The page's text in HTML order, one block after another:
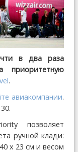
в два раза
приоритетную
.
авиакомпании.
позволяет
ручной клади:
х 23 см и весом